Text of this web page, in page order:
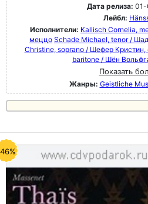
Дата релиза: 01-
Лейбл:
Исполнители: Kallisch Cornelia,
меццо Schade Michael, tenor /
Christine, soprano / Шефер Кристин,
baritone / Шён
Показать
Жанры: Geistliche